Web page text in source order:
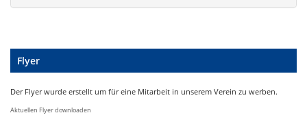
Flyer
Der Flyer wurde erstellt um für eine Mitarbeit in unserem Verein zu werben.
Aktuellen Flyer downloaden